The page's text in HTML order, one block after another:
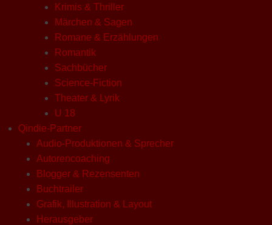
Krimis & Thriller
Märchen & Sagen
Romane & Erzählungen
Romantik
Sachbücher
Science-Fiction
Theater & Lyrik
U 18
Qindie-Partner
Audio-Produktionen & Sprecher
Autorencoaching
Blogger & Rezensenten
Buchtrailer
Grafik, Illustration & Layout
Herausgeber